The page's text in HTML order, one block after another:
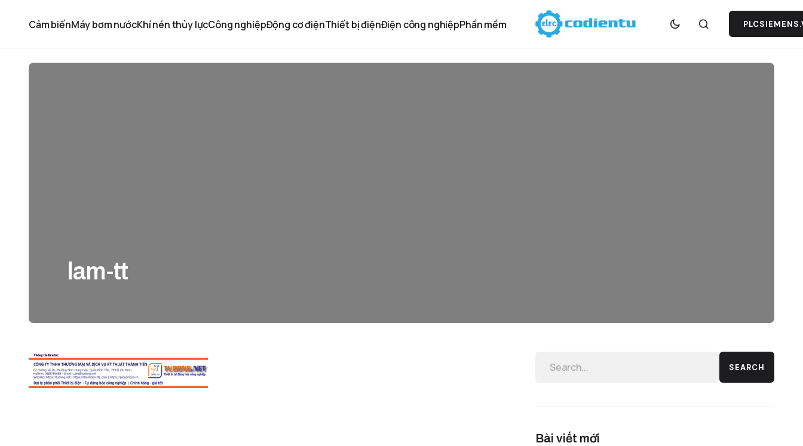
Cảm biếnMáy bơm nướcKhí nén thủy lựcCông nghiệpĐộng cơ điệnThiết bị điệnĐiện công nghiệpPhần mềm
lam-tt
SEARCH
Bài viết mới